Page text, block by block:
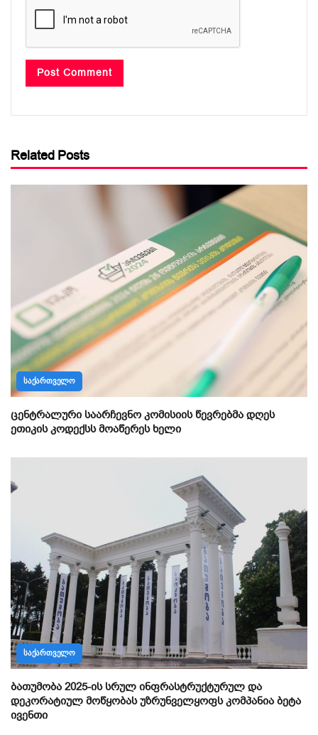
Related Posts
ᲡᲐᲥᲐᲠᲗᲕᲔᲚᲝ
ცენტრალური საარჩევნო კომისიის წევრებმა დღეს
ეთიკის კოდექსს მოაწერეს ხელი
ᲡᲐᲥᲐᲠᲗᲕᲔᲚᲝ
ბათუმობა 2025-ის სრულ ინფრასტრუქტურულ და
დეკორატიულ მოწყობას უზრუნველყოფს კომპანია ბეტა
ივენთი